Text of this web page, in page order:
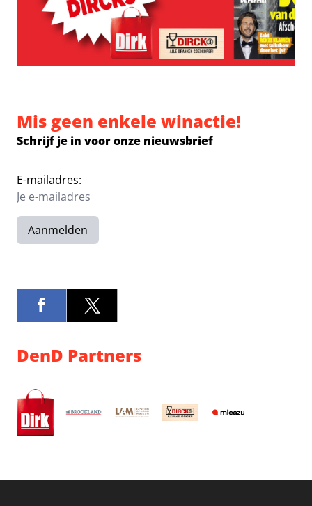
Mis geen enkele winactie!
Schrijf je in voor onze nieuwsbrief
E-mailadres:
Aanmelden
DenD Partners